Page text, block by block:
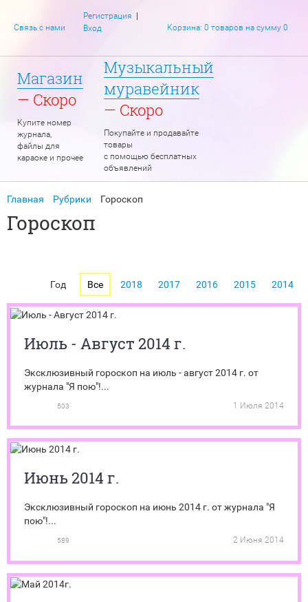
Связь с нами
Регистрация
Вход
Корзина: 0 товаров на сумму 0
Магазин
— Скоро
Купите номер
журнала,
файлы для
караоке и прочее
Музыкальный
муравейник
— Скоро
Покупайте и продавайте
товары
с помощью бесплатных
объявлений
Главная Рубрики Гороскоп
Гороскоп
Год Все 2018 2017 2016 2015 2014
Июль - Август 2014 г.
Эксклюзивный гороскоп на июль - август 2014 г. от
журнала "Я пою"!...
503 1 Июля 2014
Июнь 2014 г.
Эксклюзивный гороскоп на июнь 2014 г. от журнала "Я
пою"!...
589 2 Июня 2014